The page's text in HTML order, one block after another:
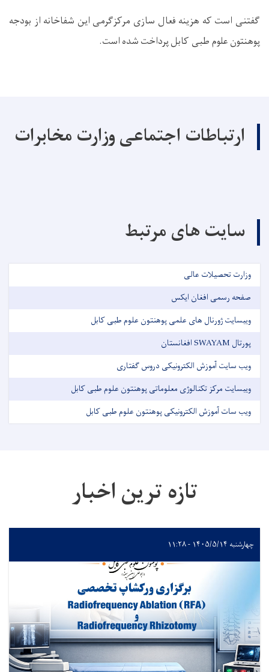
گفتنی است که هزینه فعال سازی مرکزگرمی این شفاخانه از بودجه
پوهنتون علوم طبی کابل پرداخت شده است.
ارتباطات اجتماعی وزارت مخابرات
سایت های مرتبط
وزارت تحصیلات عالی
صفحه رسمی افغان ایکس
ویبسایت ژورنال های علمی پوهنتون علوم طبی کابل
پورتال SWAYAM افغانستان
ویب سایت آموزش الکترونیکی دروس گفتاری
ویبسایت مرکز تکنالوژی معلوماتی پوهنتون علوم طبی کابل
ویب سات آموزش الکترونیکی پوهنتون علوم طبی کابل
تازه ترین اخبار
چهارشنبه ۱۴۰۵/۵/۱۴ - ۱۱:۲۸